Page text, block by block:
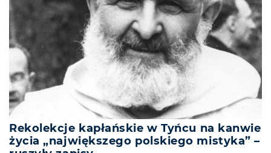
Rekolekcje kapłańskie w Tyńcu na kanwie
życia „największego polskiego mistyka” –